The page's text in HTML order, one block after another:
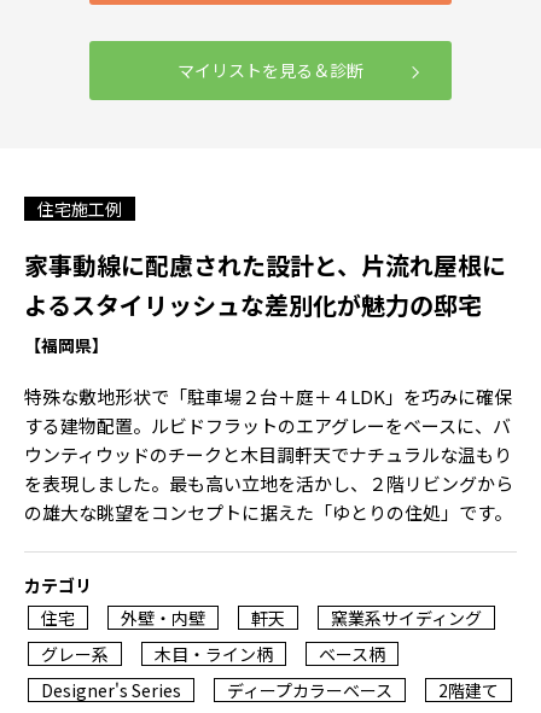
マイリストを見る＆診断
住宅施工例
家事動線に配慮された設計と、片流れ屋根に
よるスタイリッシュな差別化が魅力の邸宅
【福岡県】
特殊な敷地形状で「駐車場２台＋庭＋４LDK」を巧みに確保
する建物配置。ルビドフラットのエアグレーをベースに、バ
ウンティウッドのチークと木目調軒天でナチュラルな温もり
を表現しました。最も高い立地を活かし、２階リビングから
の雄大な眺望をコンセプトに据えた「ゆとりの住処」です。
カテゴリ
住宅
外壁・内壁 軒天
窯業系サイディング
グレー系
木目・ライン柄
ベース柄
Designer's Series
ディープカラーベース
2階建て